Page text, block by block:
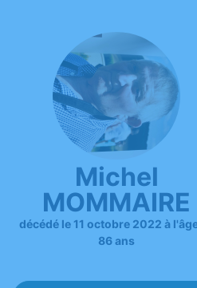
Michel
MOMMAIRE
décédé le 11 octobre 2022 à
86 ans